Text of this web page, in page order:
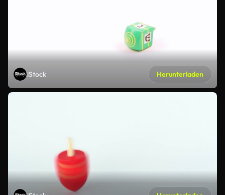
iStock Herunterladen